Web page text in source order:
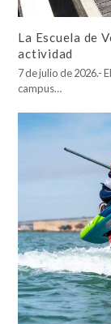
La Escuela de
actividad
7 de julio de 2026.-
campus…